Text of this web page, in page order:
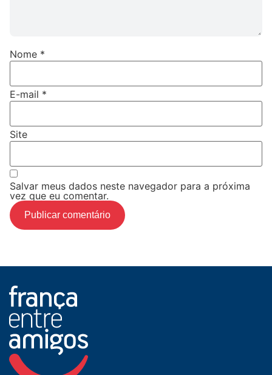
Nome *
E-mail *
Site
Salvar meus dados neste navegador para a próxima
vez que eu comentar.